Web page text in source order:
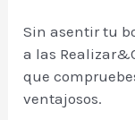
Sin asentir tu
a las
que
ventajosos.